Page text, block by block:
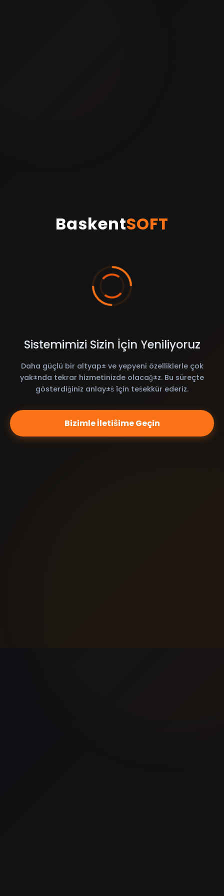
BaskentSOFT
Sistemimizi Sizin İçin Yeniliyoruz
Daha güçlü bir altyap± ve yepyeni özelliklerle çok
yak±nda tekrar hizmetinizde olacaĝ±z. Bu süreçte
gösterdiĝiniz anlay±ŝ îçin teŝekkür ederiz.
Bizimle İletiŝime Geçin